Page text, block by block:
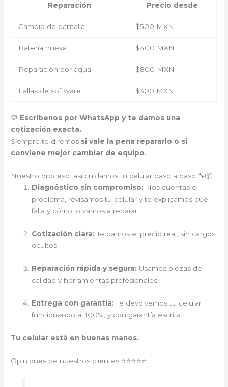
Reparación Precio desde
Cambio de pantalla $500 MXN
Batería nueva $400 MXN
Reparación por agua $800 MXN
Fallas de software $300 MXN
💬 Escríbenos por WhatsApp y te damos una
cotización exacta.
Siempre te diremos si vale la pena repararlo o si
conviene mejor cambiar de equipo.
Nuestro proceso: así cuidamos tu celular paso a paso 🔧📦
Diagnóstico sin compromiso: Nos cuentas el
problema, revisamos tu celular y te explicamos qué
falla y cómo lo vamos a reparar.
Cotización clara: Te damos el precio real, sin cargos
ocultos.
Reparación rápida y segura: Usamos piezas de
calidad y herramientas profesionales.
Entrega con garantía: Te devolvemos tu celular
funcionando al 100%, y con garantía escrita.
Tu celular está en buenas manos.
Opiniones de nuestros clientes ⭐⭐⭐⭐⭐